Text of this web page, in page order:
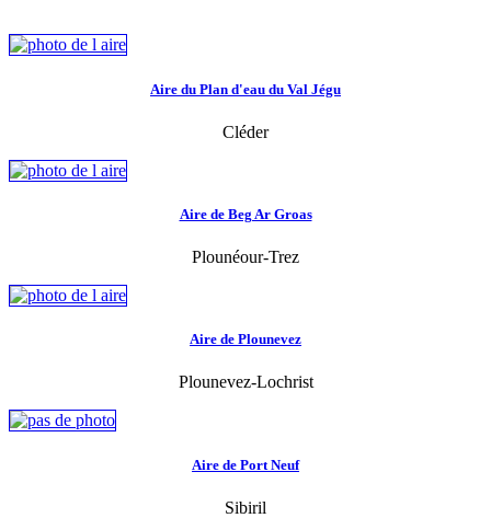
Aire du Plan d'eau du Val Jégu
Cléder
Aire de Beg Ar Groas
Plounéour-Trez
Aire de Plounevez
Plounevez-Lochrist
Aire de Port Neuf
Sibiril